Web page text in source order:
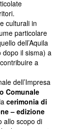
culturali in
particolare
dell’Aquila
dopo il sisma) a
a
dell’Impresa
Comunale
cerimonia di
– edizione
allo scopo di